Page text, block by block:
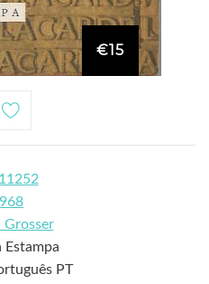
€15
Estampa
PT